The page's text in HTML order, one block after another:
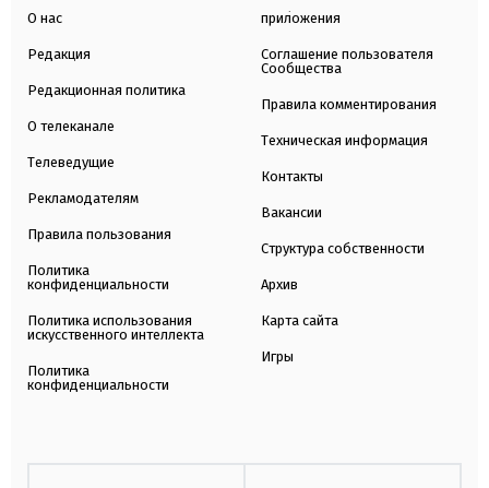
О нас
Редакция
Редакционная политика
О телеканале
Телеведущие
Рекламодателям
Правила пользования
Политика
конфиденциальности
Политика использования
искусственного интеллекта
Политика
конфиденциальности
приложения
Соглашение пользователя
Сообщества
Правила комментирования
Техническая информация
Контакты
Вакансии
Структура собственности
Архив
Карта сайта
Игры